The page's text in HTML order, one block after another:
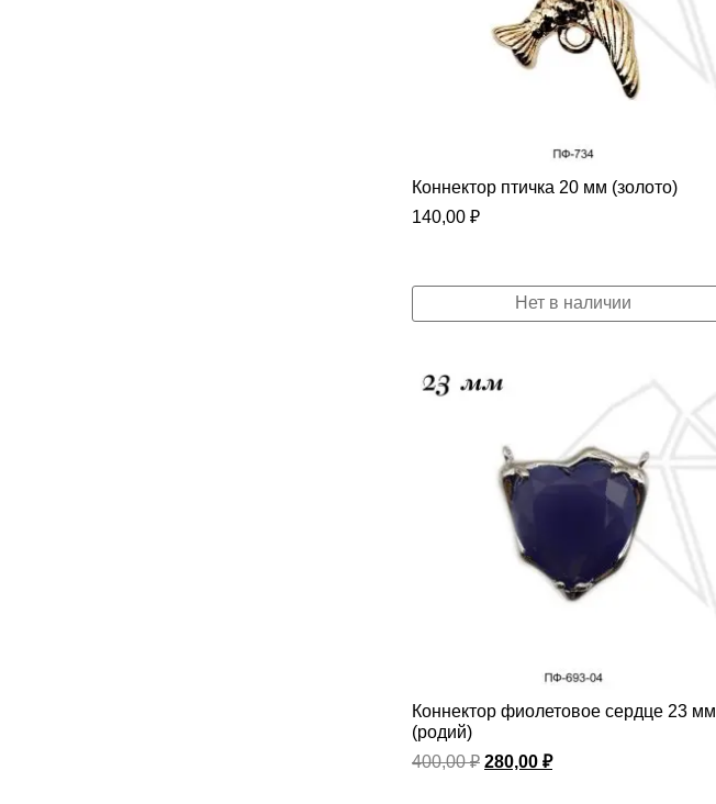
Коннектор птичка 20 мм (золото)
140,00 ₽
Нет в наличии
Коннектор фиолетовое сердце 23 мм
(родий)
400,00₽ Первоначальная
280,00 ₽Текущая